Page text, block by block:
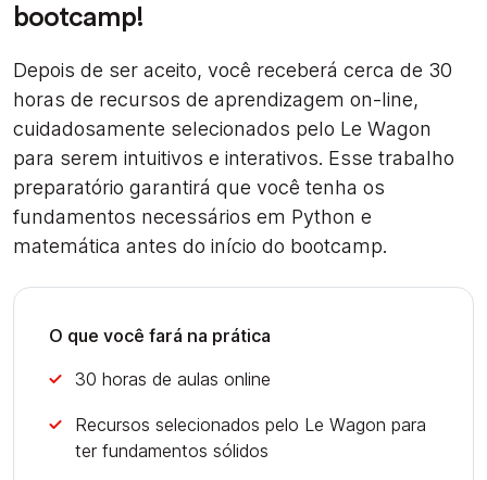
bootcamp!
Depois de ser aceito, você receberá cerca de 30
horas de recursos de aprendizagem on-line,
cuidadosamente selecionados pelo Le Wagon
para serem intuitivos e interativos. Esse trabalho
preparatório garantirá que você tenha os
fundamentos necessários em Python e
matemática antes do início do bootcamp.
O que você fará na prática
30 horas de aulas online
Recursos selecionados pelo Le Wagon para
ter fundamentos sólidos